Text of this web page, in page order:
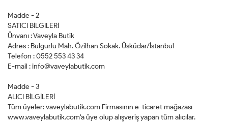
Madde - 2
SATICI BİLGILERİ
Ünvanı : Vaveyla Butik
Adres : Bulgurlu Mah. Özilhan Sokak. Üsküdar/İstanbul
Telefon : 0552 553 43 34
E-mail :info@vaveylabutik.com
Madde - 3
ALICI BİLGİLERİ
Tüm üyeler: vaveylabutik.com Firmasının e-ticaret mağazası
www.vaveylabutik.com'a üye olup alışveriş yapan tüm alıcılar.